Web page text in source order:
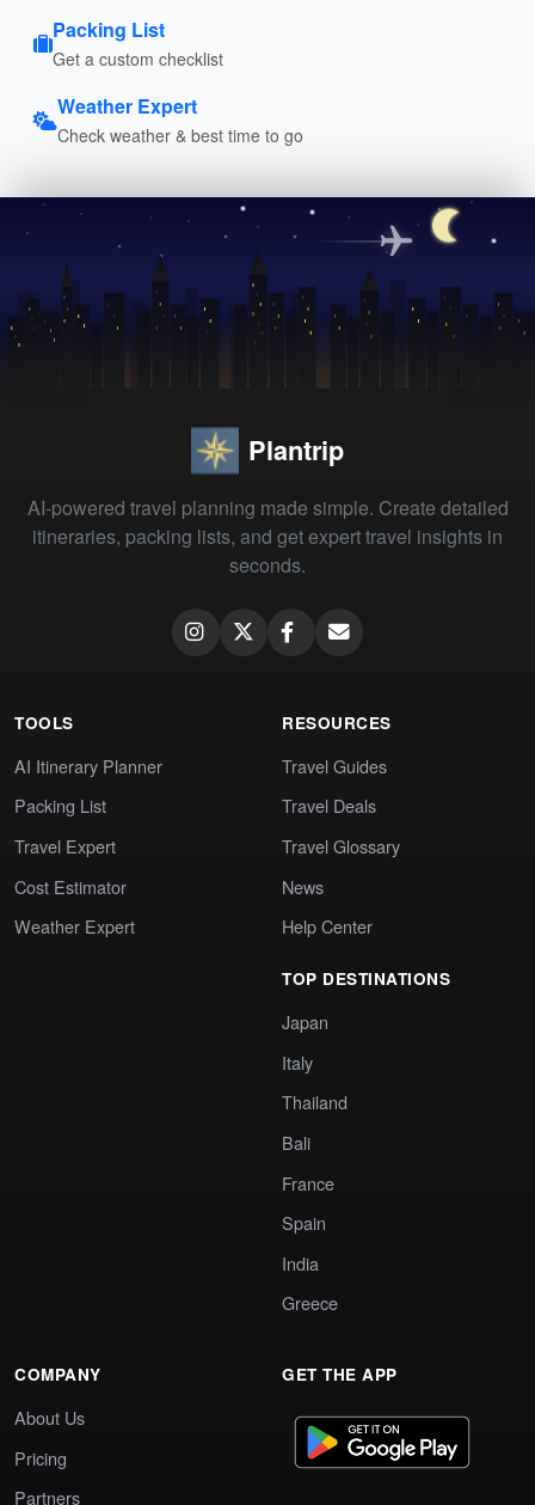
Packing List
Get a custom checklist
Weather Expert
Check weather & best time to go
Plantrip
AI-powered travel planning made simple. Create detailed
itineraries, packing lists, and get expert travel insights in
seconds.
TOOLS
AI Itinerary Planner
Packing List
Travel Expert
Cost Estimator
Weather Expert
RESOURCES
Travel Guides
Travel Deals
Travel Glossary
News
Help Center
TOP DESTINATIONS
Japan
Italy
Thailand
Bali
France
Spain
India
Greece
COMPANY
About Us
Pricing
Partners
GET THE APP